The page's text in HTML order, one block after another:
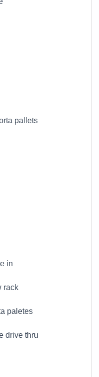
pallets
in
rack
paletes
drive thru